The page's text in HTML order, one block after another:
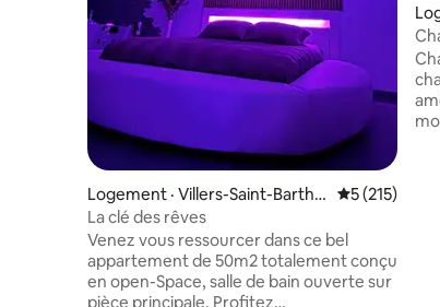
Logement · Villers-Saint-Barthél
emy
Note
5 (215)
La clé des rêves
Venez vous ressourcer dans ce bel
appartement de 50m2 totalement conçu
en open-Space, salle de bain ouverte sur
pièce principale. Profitez